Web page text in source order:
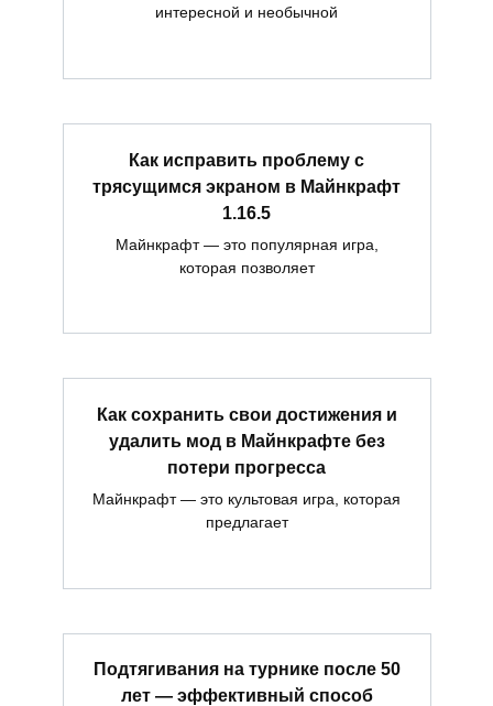
интересной и необычной
Как исправить проблему с
трясущимся экраном в Майнкрафт
1.16.5
Майнкрафт — это популярная игра,
которая позволяет
Как сохранить свои достижения и
удалить мод в Майнкрафте без
потери прогресса
Майнкрафт — это культовая игра, которая
предлагает
Подтягивания на турнике после 50
лет — эффективный способ